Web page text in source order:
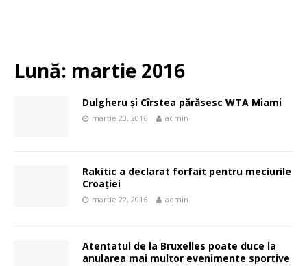
Lună: martie 2016
Dulgheru și Cîrstea părăsesc WTA Miami
martie 23, 2016 admin
Rakitic a declarat forfait pentru meciurile
Croației
martie 22, 2016 admin
Atentatul de la Bruxelles poate duce la
anularea mai multor evenimente sportive